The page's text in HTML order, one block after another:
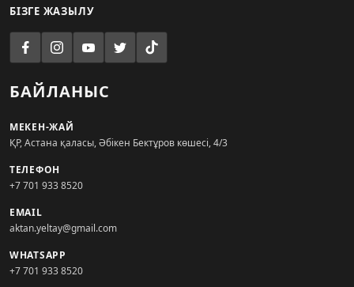
БІЗГЕ ЖАЗЫЛУ
БАЙЛАНЫС
МЕКЕН-ЖАЙ
ҚР, Астана қаласы, Әбікен Бектұров көшесі, 4/3
ТЕЛЕФОН
+7 701 933 8520
EMAIL
aktan.yeltay@gmail.com
WHATSAPP
+7 701 933 8520